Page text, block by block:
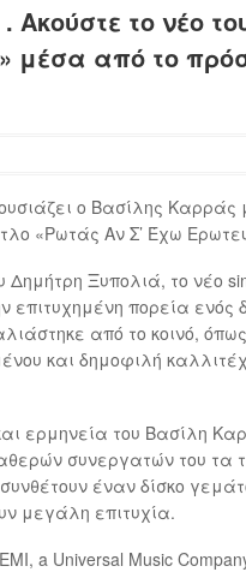
το νέο
μέσα από το
ο Βασίλης Καρράς
«Ρωτάς Αν Σ’ Έχω
Δημήτρη Ξυπολιά, το νέο
επιτυχημένη πορεία ενός
από το κοινό,
και δημοφιλή
ερμηνεία του Βασίλη
συνεργατών του τα
έναν δίσκο
μεγάλη επιτυχία.
a Universal Music